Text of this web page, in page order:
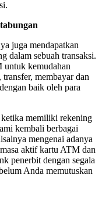
juga mendapatkan
dalam sebuah transaksi.
untuk kemudahan
membayar dan
baik oleh para
memiliki rekening
kembali berbagai
mengenai adanya
aktif kartu ATM dan
penerbit dengan segala
Anda memutuskan